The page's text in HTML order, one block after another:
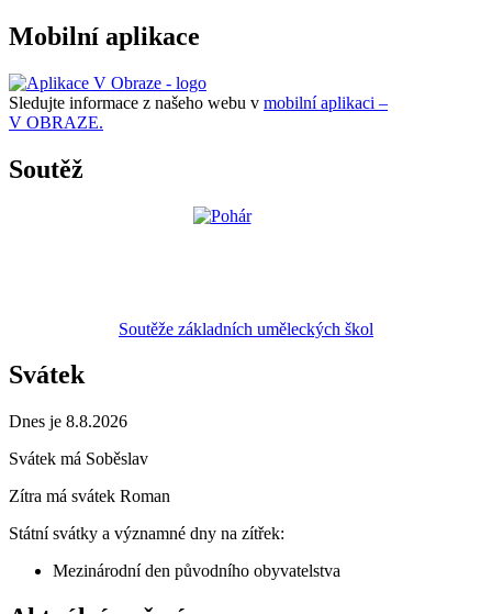
Mobilní aplikace
Sledujte informace z našeho webu v mobilní aplikaci –
V OBRAZE.
Soutěž
Soutěže základních uměleckých škol
Svátek
Dnes je 8.8.2026
Svátek má Soběslav
Zítra má svátek Roman
Státní svátky a významné dny na zítřek:
Mezinárodní den původního obyvatelstva